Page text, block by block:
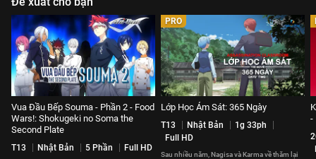
Vua Đầu Bếp Souma - Phần 2 - Food
Wars!: Shokugeki no Soma the
Second Plate
T13 Nhật Bản 5 Phần Full HD
PRO
Lớp Học Ám Sát: 365 Ngày
T13 Nhật Bản
1g 33ph
Full HD
Sau nhiều năm, Nagisa và Karma về thăm lại
-